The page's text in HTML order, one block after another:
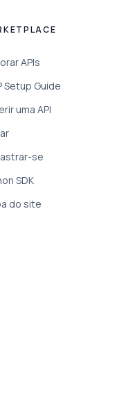
APIs
Setup Guide
uma API
se
SDK
do site